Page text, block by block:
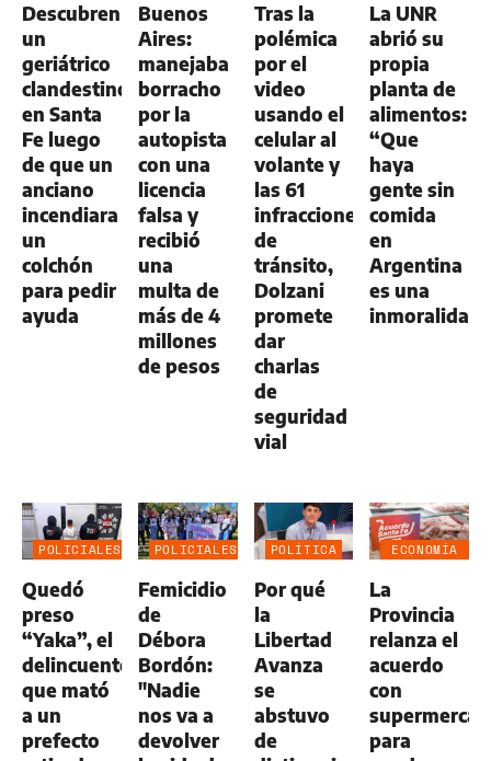
Descubren
un
geriátrico
clandestino
en Santa
Fe luego
de que un
anciano
incendiara
un
colchón
para pedir
ayuda
Buenos
Aires:
manejaba
borracho
por la
autopista
con una
licencia
falsa y
recibió
una
multa de
más de 4
millones
de pesos
Tras la
polémica
por el
video
usando el
celular al
volante y
las 61
infracciones
de
tránsito,
Dolzani
promete
dar
charlas
de
seguridad
vial
La UNR
abrió su
propia
planta de
alimentos:
“Que
haya
gente sin
comida
en
Argentina
es una
POLICIALES
Quedó
preso
“Yaka”, el
delincuente
que mató
a un
prefecto
POLICIALES
Femicidio
de
Débora
Bordón:
"Nadie
nos va a
devolver
POLÍTICA
Por qué
la
Libertad
Avanza
se
abstuvo
de
ECONOMÍA
La
Provincia
relanza el
acuerdo
con
para